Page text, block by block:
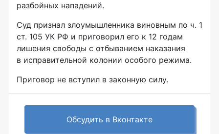
разбойных нападений.
Суд признал злоумышленника виновным по ч. 1
ст. 105 УК РФ и приговорил его к 12 годам
лишения свободы с отбыванием наказания
в исправительной колонии особого режима.
Приговор не вступил в законную силу.
Обсудить в Вконтакте